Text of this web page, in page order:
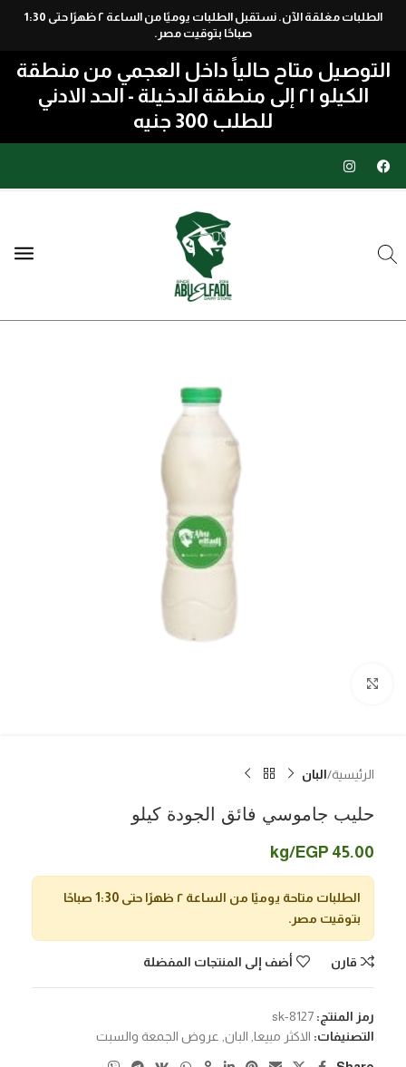
Skip to navigation
التوصيل متاح حالياً داخل العجمي من منطقة
الكيلو ٢١ إلى منطقة الدخيلة - الحد الادني
للطلب 300 جنيه
الرئيسية البان
حليب جاموسي فائق الجودة كيلو
EGP 45.00
/kg
الطلبات متاحة يوميًا من الساعة ٢ ظهرًا حتى 1:30 صباحًا
بتوقيت مصر.
قارن أضف إلى المنتجات المفضلة
رمز المنتج: sk-8127
التصنيفات: الاكثر مبيعا البان عروض الجمعة والسبت
الطلبات مغلقة الآن. نستقبل الطلبات يوميًا من الساعة ٢ ظهرًا حتى 1:30
صباحًا بتوقيت مصر.